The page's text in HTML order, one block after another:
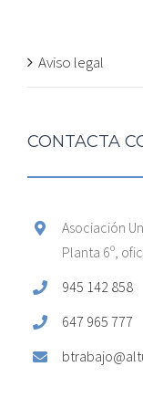
Aviso legal
CONTACTA
Asociación
Planta 6º,
945 142 858
647 965 777